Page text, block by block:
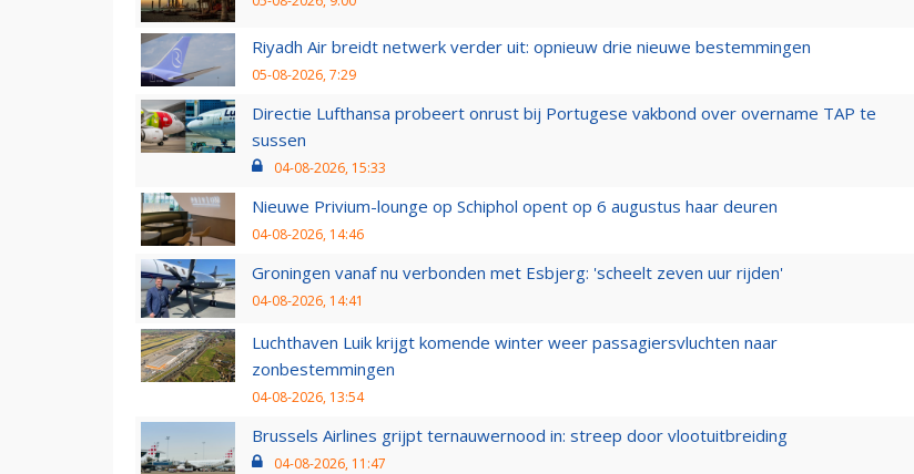
Riyadh Air breidt netwerk verder uit: opnieuw drie nieuwe bestemmingen
05-08-2026, 7:29
Directie Lufthansa probeert onrust bij Portugese vakbond over overname TAP te
sussen
04-08-2026, 15:33
Nieuwe Privium-lounge op Schiphol opent op 6 augustus haar deuren
04-08-2026, 14:46
Groningen vanaf nu verbonden met Esbjerg: 'scheelt zeven uur rijden'
04-08-2026, 14:41
Luchthaven Luik krijgt komende winter weer passagiersvluchten naar
zonbestemmingen
04-08-2026, 13:54
Brussels Airlines grijpt ternauwernood in: streep door vlootuitbreiding
04-08-2026, 11:47